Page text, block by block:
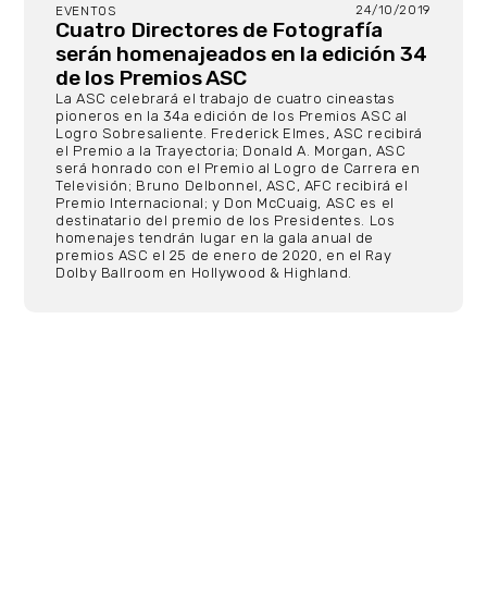
EVENTOS 24/10/2019
Cuatro Directores de Fotografía
serán homenajeados en la edición 34
de los Premios ASC
La ASC celebrará el trabajo de cuatro cineastas
pioneros en la 34a edición de los Premios ASC al
Logro Sobresaliente. Frederick Elmes, ASC recibirá
el Premio a la Trayectoria; Donald A. Morgan, ASC
será honrado con el Premio al Logro de Carrera en
Televisión; Bruno Delbonnel, ASC, AFC recibirá el
Premio Internacional; y Don McCuaig, ASC es el
destinatario del premio de los Presidentes. Los
homenajes tendrán lugar en la gala anual de
premios ASC el 25 de enero de 2020, en el Ray
Dolby Ballroom en Hollywood & Highland.